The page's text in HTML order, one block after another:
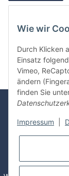
Wie wir
Durch Klicken
Einsatz
Vimeo,
ändern
finden Sie
Impressum